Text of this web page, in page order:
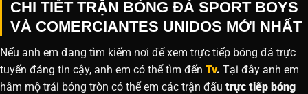
CHI TIẾT TRẬN BÓNG ĐÁ SPORT BOYS
VÀ COMERCIANTES UNIDOS MỚI NHẤT
Nếu anh em đang tìm kiếm nơi để xem trực tiếp bóng đá trực
tuyến đáng tin cậy, anh em có thể tìm đến Tv. Tại đây anh em
hâm mộ trái bóng tròn có thể em các trận đấu trực tiếp bóng